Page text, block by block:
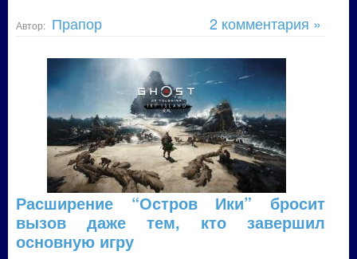
Автор: Прапор 2 комментария »
Расширение “Остров Ики” бросит
вызов даже тем, кто завершил
основную игру